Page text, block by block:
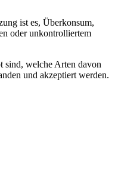
ist es, Überkonsum,
oder unkontrolliertem
sind, welche Arten davon
und akzeptiert werden.